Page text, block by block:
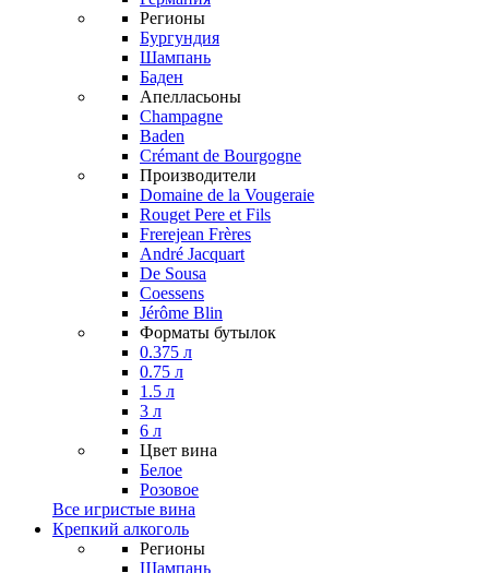
Регионы
Бургундия
Шампань
Баден
Апелласьоны
Champagne
Baden
Crémant de Bourgogne
Производители
Domaine de la Vougeraie
Rouget Pere et Fils
Frerejean Frères
André Jacquart
De Sousa
Coessens
Jérôme Blin
Форматы бутылок
0.375 л
0.75 л
1.5 л
3 л
6 л
Цвет вина
Белое
Розовое
Все игристые вина
Крепкий алкоголь
Регионы
Шампань